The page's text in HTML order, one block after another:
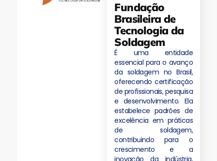
Fundação
Brasileira de
Tecnologia da
Soldagem
É uma entidade
essencial para o avanço
da soldagem no Brasil,
oferecendo certificação
de profissionais, pesquisa
e desenvolvimento. Ela
estabelece padrões de
excelência em práticas
de soldagem,
contribuindo para o
crescimento e a